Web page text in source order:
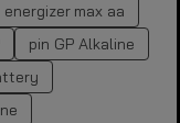
energizer max aa
pin GP Alkaline